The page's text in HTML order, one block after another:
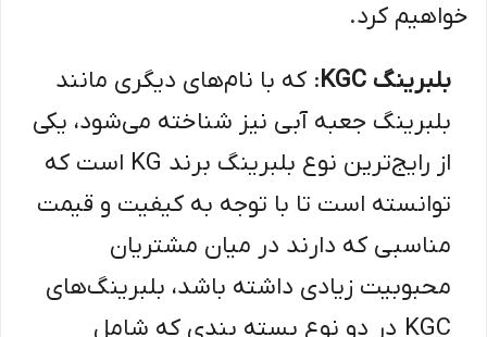
خواهیم کرد.
بلبرینگ KGC
: که با نام‌های دیگری مانند
بلبرینگ جعبه آبی نیز شناخته می‌شود، یکی
از رایج‌ترین نوع بلبرینگ برند KG است که
توانسته است تا با توجه به کیفیت و قیمت
مناسبی که دارند در میان مشتریان
محبوبیت زیادی داشته باشد، بلبرینگ‌های
KGC در دو نوع بسته بندی که شامل